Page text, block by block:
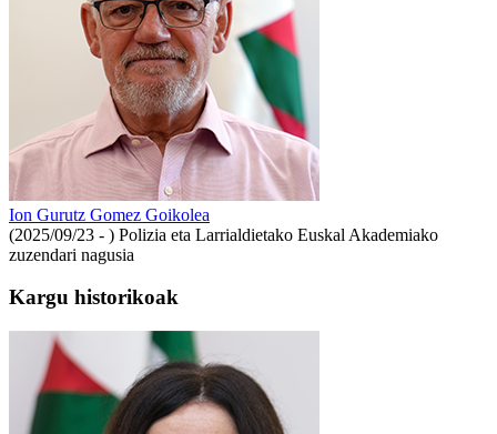
Ion Gurutz Gomez Goikolea
(2025/09/23 - ) Polizia eta Larrialdietako Euskal Akademiako
zuzendari nagusia
Kargu historikoak